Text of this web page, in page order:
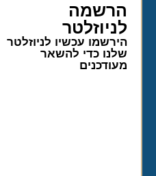
הרשמה
לניוזלטר​
הירשמו עכשיו לניוזלטר
שלנו כדי להשאר
מעודכנים